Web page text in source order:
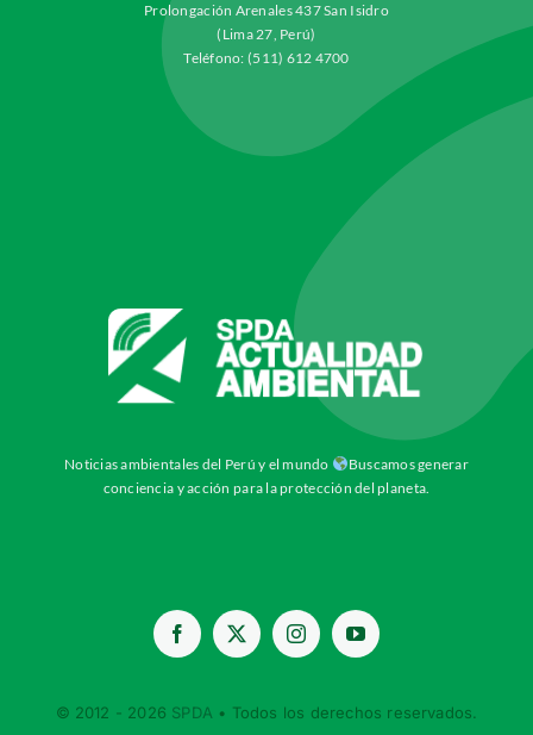
Prolongación Arenales 437 San Isidro
(Lima 27, Perú)
Teléfono: (511) 612 4700
Noticias ambientales del Perú y el mundo
Buscamos generar
conciencia y acción para la protección del planeta.
© 2012 - 2026 SPDA • Todos los derechos reservados.